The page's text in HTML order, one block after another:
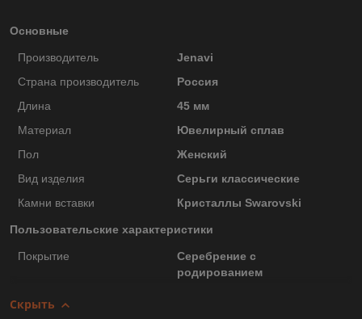
Основные
Производитель
Jenavi
Страна производитель
Россия
Длина
45 мм
Материал
Ювелирный сплав
Пол
Женский
Вид изделия
Серьги классические
Камни вставки
Кристаллы Swarovski
Пользовательские характеристики
Покрытие
Серебрение с
родированием
Скрыть